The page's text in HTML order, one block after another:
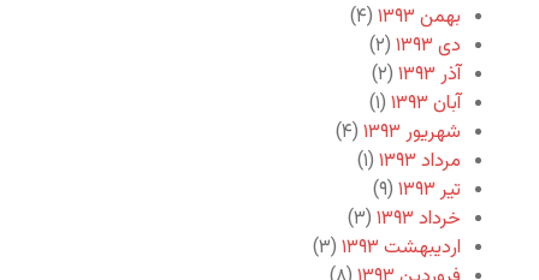
بهمن ۱۳۹۳
(۴)
دی ۱۳۹۳
(۲)
آذر ۱۳۹۳
(۲)
آبان ۱۳۹۳
(۱)
شهریور ۱۳۹۳
(۴)
مرداد ۱۳۹۳
(۱)
تیر ۱۳۹۳
(۹)
خرداد ۱۳۹۳
(۳)
اردیبهشت ۱۳۹۳
(۳)